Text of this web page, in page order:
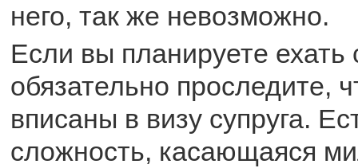
него, так же невозможно.
Если вы планируете ехать
обязательно проследите,
вписаны в визу супруга.
сложность, касающаяся